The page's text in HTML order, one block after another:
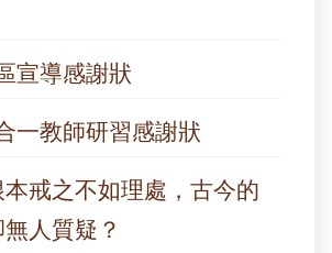
宣導感謝狀
一教師研習感謝狀
戒之不如理處，古今的
人質疑？